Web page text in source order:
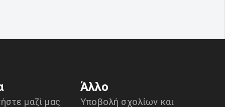
μαζί μας
Άλλο
Υποβολή σχολίων και